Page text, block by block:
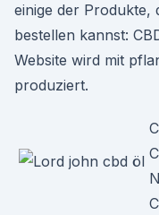
einige der Produkte,
bestellen kannst:
Website wird mit
produziert.